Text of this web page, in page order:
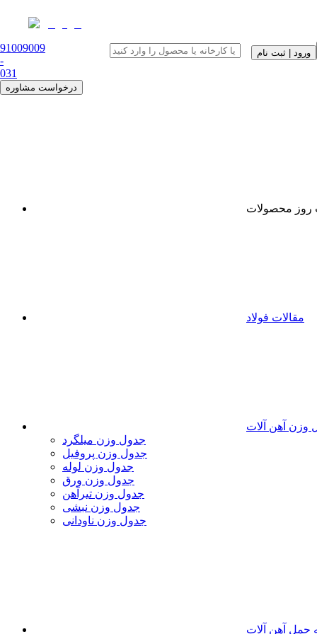
91009009
-
031
درخواست مشاوره
ورود | ثبت نام
روز محصولات
مقالات فولاد
وزن آهن آلات
جدول وزن میلگرد
جدول وزن پروفیل
جدول وزن لوله
جدول وزن ورق
جدول وزن تیرآهن
جدول وزن نبشی
جدول وزن ناودانی
حمل آهن آلات